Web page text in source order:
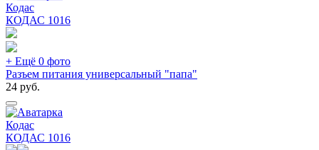
Кодас
КОДАС 1016
+ Ещё 0 фото
Разъем питания универсальный "папа"
24 руб.
Кодас
КОДАС 1016